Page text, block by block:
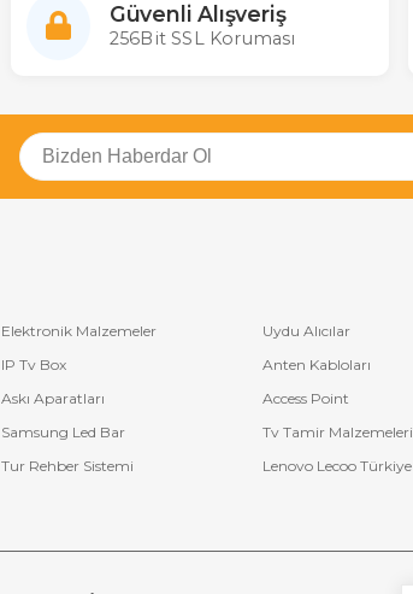
Güvenli Alışveriş
256Bit SSL Koruması
Elektronik Malzemeler Uydu Alıcılar
IP Tv Box Anten Kabloları
Askı Aparatları Access Point
Samsung Led Bar Tv Tamir Malzemeleri
Tur Rehber Sistemi Lenovo Lecoo Türkiye